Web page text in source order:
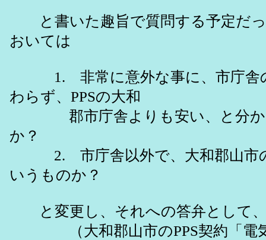
と書いた趣旨で質問する予定だっ
おいては
1. 非常に意外な事に、市庁舎の
わらず、PPSの大和
郡市庁舎よりも安い、と分か
か？
2. 市庁舎以外で、大和郡山市の
いうものか？
と変更し、それへの答弁として
（大和郡山市のPPS契約「電気